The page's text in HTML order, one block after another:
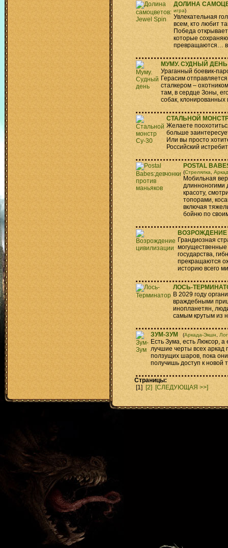
ДОЛИНА
игра)
Увлекательная
всем, кто любит
Победа
которые
превращаются…
МУМУ. СУДНЫЙ ДЕНЬ
Ураганный боевик-
Герасим
сталкером –
там, в сердце Зоны,
собак,
СТАЛЬНОЙ
Желаете
больше
Или вы просто
Российский
POSTAL
(Стрелялка
Мобильная
длинноногими
красоту,
топорами,
включая
бойню по
Грандиозная
государства,
прекращаются
историю всего
ЛОСЬ-
В 2029 году
враждебными
инопланетян,
самым крутым из
ЗУМ-ЗУМ (Аркада-Экшн
Есть Зума, есть Люксор,
лучшие черты всех аркад
ползущих шаров, пока
получишь доступ к новой
Страницы:
[1]
[2] [СЛЕДУЮЩАЯ >>]